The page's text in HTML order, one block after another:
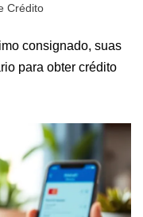
Crédito
consignado, suas
para obter crédito